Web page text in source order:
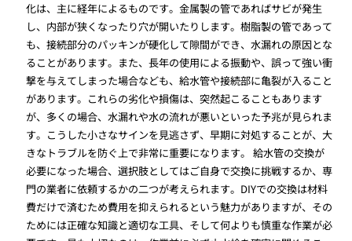
化は、主に経年によるものです。金属製の管であればサビが発生
し、内部が狭くなったり穴が開いたりします。樹脂製の管であって
も、接続部分のパッキンが硬化して隙間ができ、水漏れの原因とな
ることがあります。また、長年の使用による振動や、誤って強い衝
撃を与えてしまった場合なども、給水管や接続部に亀裂が入ること
があります。これらの劣化や損傷は、突然起こることもあります
が、多くの場合、水漏れや水の流れが悪いといった予兆が見られま
す。こうした小さなサインを見逃さず、早期に対処することが、大
きなトラブルを防ぐ上で非常に重要になります。 給水管の交換が
必要になった場合、選択肢としてはご自身で交換に挑戦するか、専
門の業者に依頼するかの二つが考えられます。DIYでの交換は材料
費だけで済むため費用を抑えられるという魅力がありますが、その
ためには正確な知識と適切な工具、そして何よりも慎重な作業が必